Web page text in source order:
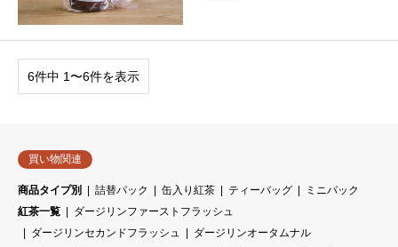
6件中 1〜6件を表示
買い物関連
商品タイプ別 詰替パック 缶入り紅茶 ティーバッグ
ミニパック
紅茶一覧
ダージリンファーストフラッシュ
ダージリンセカンドフラッシュ
ダージリンオータムナル